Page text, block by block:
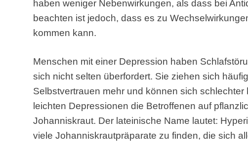
haben weniger Nebenwirkungen, als dass bei
beachten ist jedoch, dass es zu
kommen kann.
Menschen mit einer Depression haben
sich nicht selten überfordert. Sie ziehen sich
Selbstvertrauen mehr und können sich
leichten Depressionen die Betroffenen auf
Johanniskraut. Der lateinische Name lautet:
viele Johanniskrautpräparate zu finden, die sich